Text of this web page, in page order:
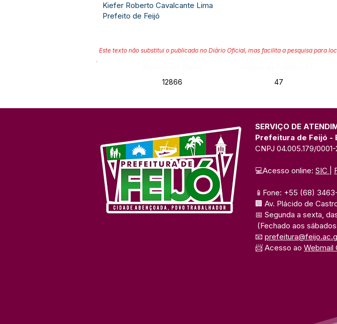
Kiefer Roberto Cavalcante Lima
Prefeito de Feijó
Este texto não substitui o publicado no Diário Oficial, mas facilita a pesquisa para
12866
47
SERVIÇO DE
Prefeitura de Feijó -
CNPJ 04.005.179/0001-
💻Acesso online: SIC
📱Fone: +55 (68)
🏢 Av. Plácido de
📅 Segunda a sexta,
(Fechado aos
📧
📨 Acesso ao Webmail